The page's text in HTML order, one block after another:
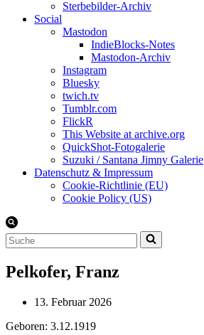
Sterbebilder-Archiv
Social
Mastodon
IndieBlocks-Notes
Mastodon-Archiv
Instagram
Bluesky
twich.tv
Tumblr.com
FlickR
This Website at archive.org
QuickShot-Fotogalerie
Suzuki / Santana Jimny Galerie
Datenschutz & Impressum
Cookie-Richtlinie (EU)
Cookie Policy (US)
Suchen
nach …
Pelkofer, Franz
13. Februar 2026
Geboren: 3.12.1919